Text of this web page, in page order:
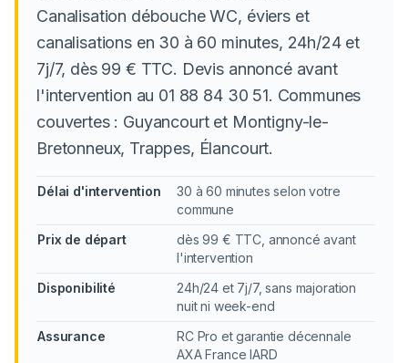
Canalisation débouche WC, éviers et
canalisations en 30 à 60 minutes, 24h/24 et
7j/7, dès 99 € TTC. Devis annoncé avant
l'intervention au 01 88 84 30 51. Communes
couvertes : Guyancourt et Montigny-le-
Bretonneux, Trappes, Élancourt.
Délai d'intervention
30 à 60 minutes selon votre
commune
Prix de départ
dès 99 € TTC, annoncé avant
l'intervention
Disponibilité
24h/24 et 7j/7, sans majoration
nuit ni week-end
Assurance
RC Pro et garantie décennale
AXA France IARD